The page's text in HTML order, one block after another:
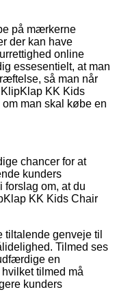
på mærkerne
der kan have
online
essesentielt, at man
så man når
KK Kids
man skal købe en
chancer for at
kunders
forslag om, at du
KK Kids Chair
genveje til
Tilmed ses
en
tilmed må
kunders